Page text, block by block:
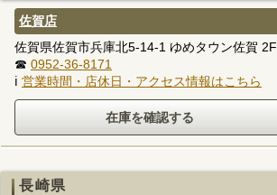
佐賀店
佐賀県佐賀市兵庫北5-14-1 ゆめタウン佐賀 2F
☎ 0952-36-8171
ℹ 営業時間・店休日・アクセス情報はこちら
長崎県